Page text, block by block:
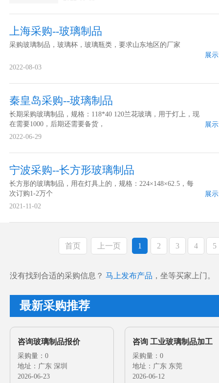
上海采购--玻璃制品
采购玻璃制品，玻璃杯，玻璃瓶类，要求山东地区的厂家
展
2022-08-03
秦皇岛采购--玻璃制品
长期采购玻璃制品，规格：118*40 120兰花玻璃，用于灯上，现
在需要1000，后期还需要备货，
展
2022-06-29
宁波采购--长方形玻璃制品
长方形的玻璃制品，用在灯具上的，规格：224×148×62.5，每
次订购1-2万个
展
2021-11-02
首页 上一页 1 2 3 4 5
没有找到合适的采购信息？ 马上发布产品 ，坐等买家上门。
最新采购推荐
咨询玻璃制品报价
采购量：0
地址：广东 深圳
2026-06-23
咨询 工业玻璃制品加工
采购量：0
地址：广东 东莞
2026-06-12